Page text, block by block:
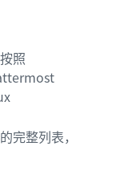
照
完整列表，